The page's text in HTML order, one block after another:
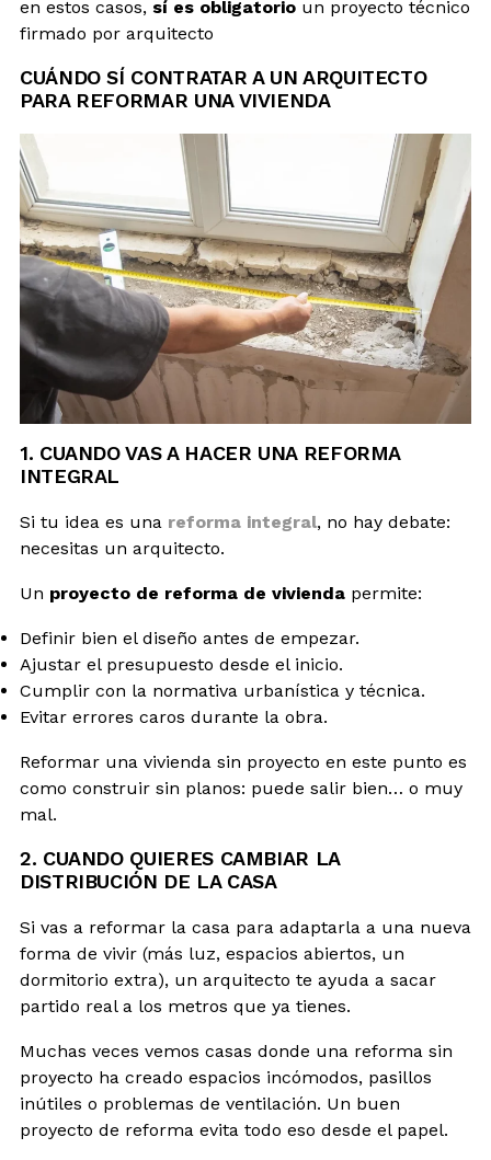
en estos casos, sí es obligatorio un proyecto técnico
firmado por arquitecto
CUÁNDO SÍ CONTRATAR A UN ARQUITECTO
PARA REFORMAR UNA VIVIENDA
1. CUANDO VAS A HACER UNA REFORMA
INTEGRAL
Si tu idea es una reforma integral, no hay debate:
necesitas un arquitecto.
Un proyecto de reforma de vivienda permite:
Definir bien el diseño antes de empezar.
Ajustar el presupuesto desde el inicio.
Cumplir con la normativa urbanística y técnica.
Evitar errores caros durante la obra.
Reformar una vivienda sin proyecto en este punto es
como construir sin planos: puede salir bien… o muy
mal.
2. CUANDO QUIERES CAMBIAR LA
DISTRIBUCIÓN DE LA CASA
Si vas a reformar la casa para adaptarla a una nueva
forma de vivir (más luz, espacios abiertos, un
dormitorio extra), un arquitecto te ayuda a sacar
partido real a los metros que ya tienes.
Muchas veces vemos casas donde una reforma sin
proyecto ha creado espacios incómodos, pasillos
inútiles o problemas de ventilación. Un buen
proyecto de reforma evita todo eso desde el papel.